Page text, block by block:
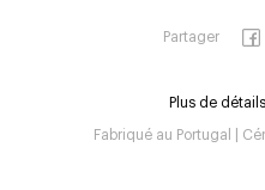
Partager
Plus de
Fabriqué au Portugal |